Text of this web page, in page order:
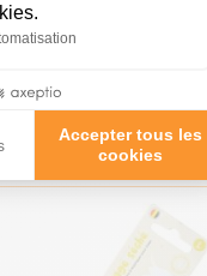
Accepter tous les
cookies